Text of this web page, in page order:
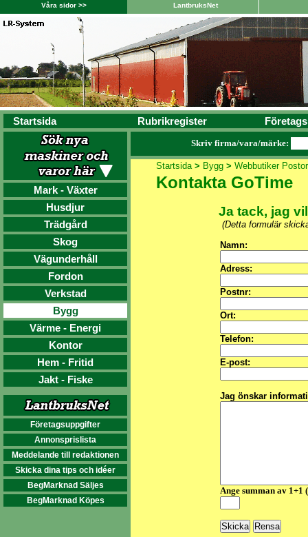
Våra sidor >> LantbruksNet
Startsida Rubrikregister
Mark - Växter
Husdjur
Trädgård
Skog
Vägunderhåll
Fordon
Verkstad
Bygg
Värme - Energi
Kontor
Hem - Fritid
Jakt - Fiske
Företagsuppgifter
Annonsprislista
Meddelande till redaktionen
Skicka dina tips och idéer
BegMarknad Säljes
BegMarknad Köpes
Skriv firma/vara/märke:
Startsida> Bygg> Webbutiker
Kontakta GoTime
Ja tack, jag
(Detta formulär
Namn:
Adress:
Postnr:
Ort:
Telefon:
E-post:
Jag önskar
Ange summan av 1+1